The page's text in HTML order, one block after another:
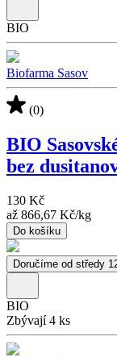
BIO
Biofarma Sasov
(0)
BIO
bez
130 Kč
až 866,67 Kč/kg
Do košíku
Doručíme od středy
BIO
Zbývají 4 ks